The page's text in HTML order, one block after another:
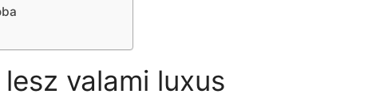
valami luxus